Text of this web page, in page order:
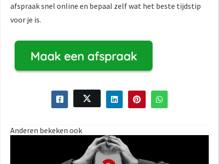
afspraak snel online en bepaal zelf wat het beste tijdstip
voor je is.
Anderen bekeken ook